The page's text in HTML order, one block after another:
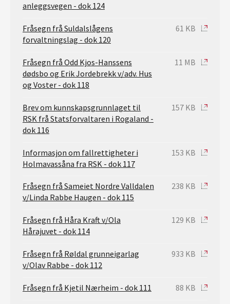
anleggsvegen - dok 124
Fråsegn frå Suldalslågens
forvaltningslag - dok 120
61 KB
Fråsegn frå Odd Kjos-Hanssens
dødsbo og Erik Jordebrekk v/adv. Hus
og Voster - dok 118
11 MB
Brev om kunnskapsgrunnlaget til
RSK frå Statsforvaltaren i Rogaland -
dok 116
157 KB
Informasjon om fallrettigheter i
Holmavassåna fra RSK - dok 117
153 KB
Fråsegn frå Sameiet Nordre Valldalen
v/Linda Rabbe Haugen - dok 115
238 KB
Fråsegn frå Håra Kraft v/Ola
Hårajuvet - dok 114
129 KB
Fråsegn frå Røldal grunneigarlag
v/Olav Rabbe - dok 112
933 KB
Fråsegn frå Kjetil Nærheim - dok 111 88 KB